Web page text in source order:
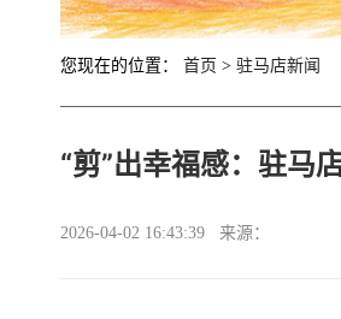
您现在的位置： 首页 > 驻马店新闻
“剪”出幸福感：驻马
2026-04-02 16:43:39 来源：